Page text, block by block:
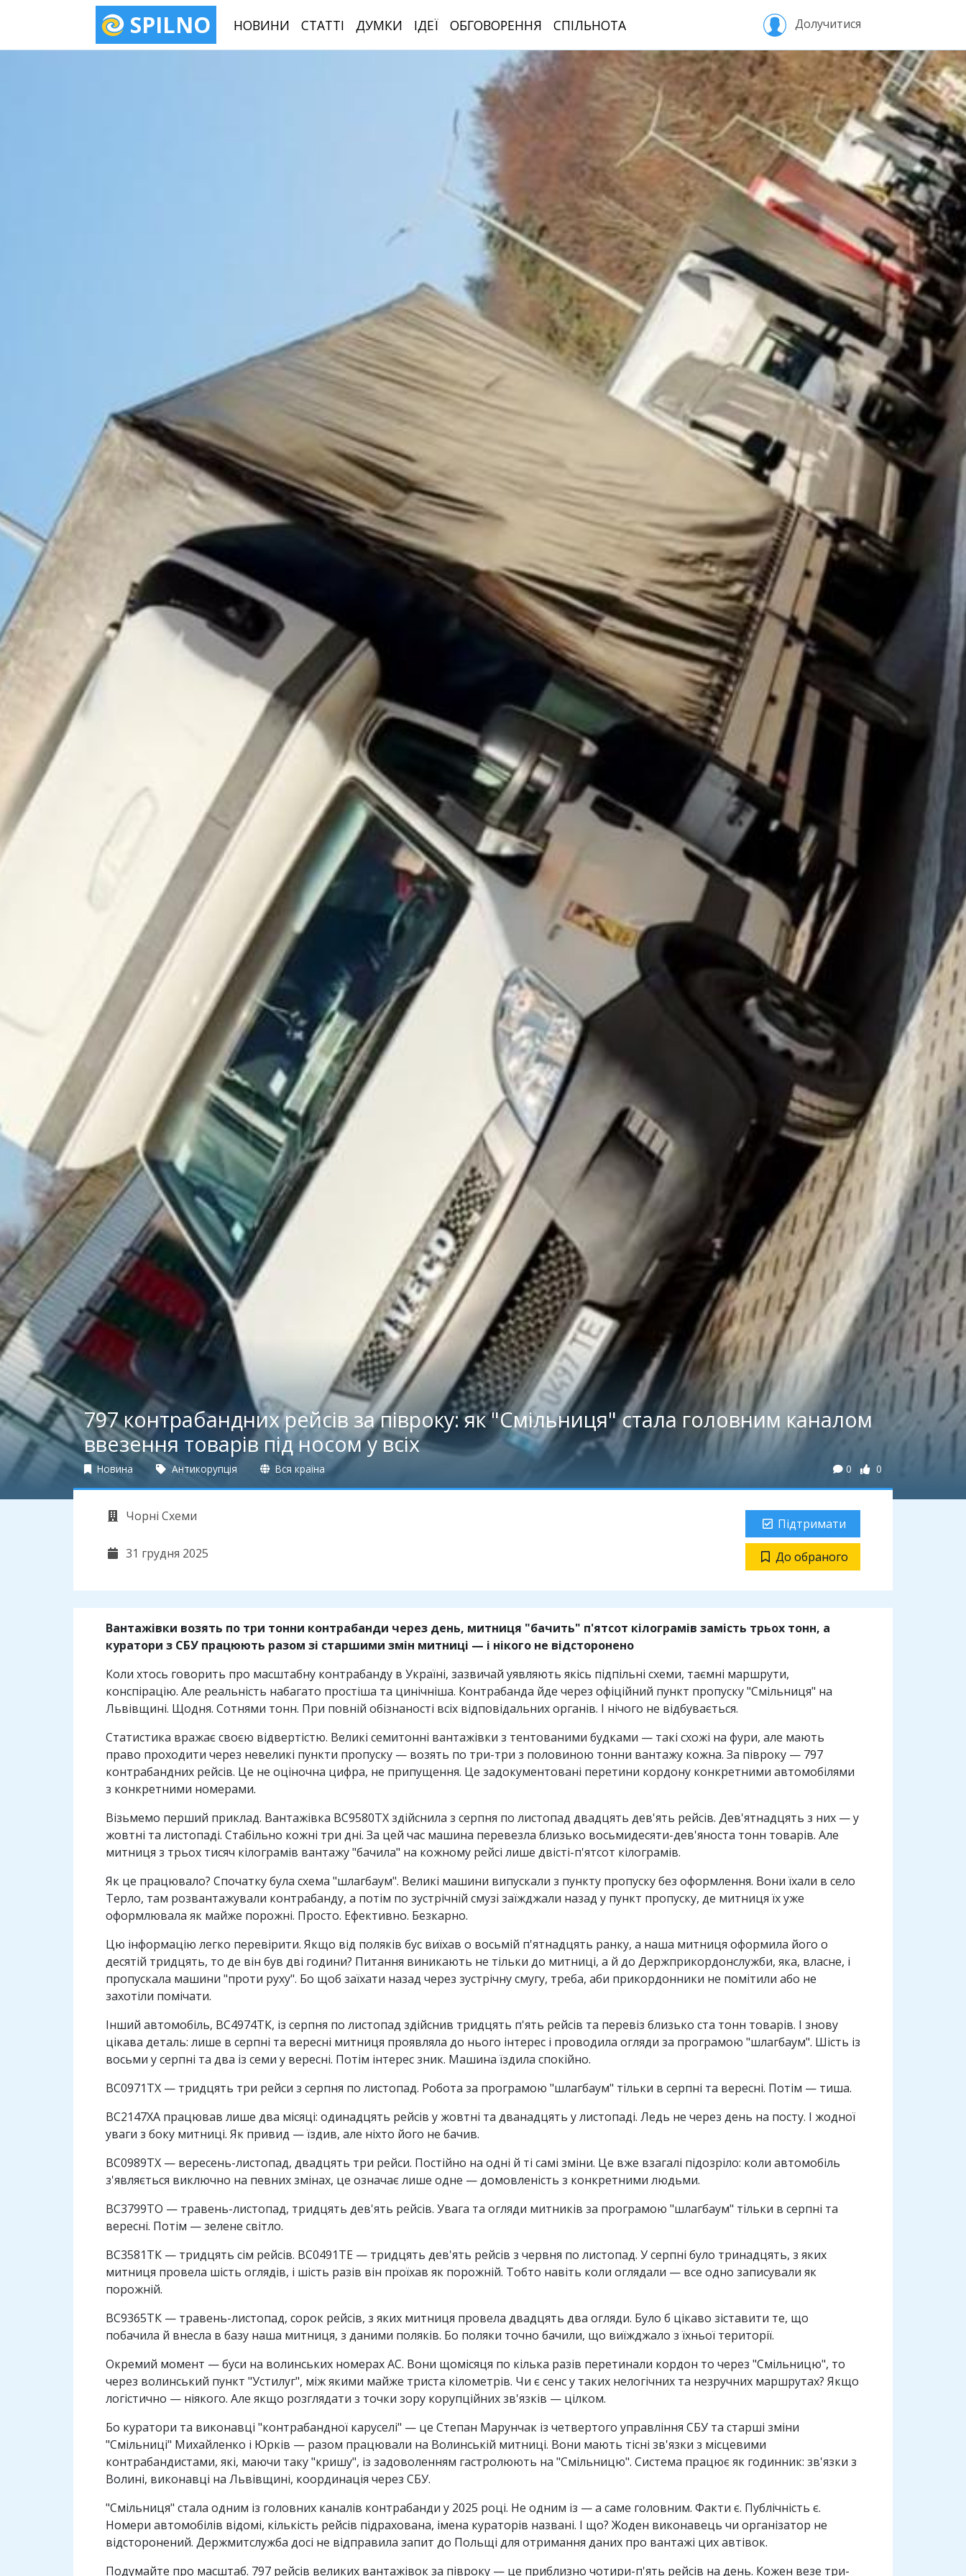
SPILNO НОВИНИ СТАТТІ ДУМКИ ІДЕЇ ОБГОВОРЕННЯ СПІЛЬНОТА Долучитися
797 контрабандних рейсів за півроку: як "Смільниця" стала головним каналом
ввезення товарів під носом у всіх
Новина Антикорупція Вся країна 0 0
Чорні Схеми
31 грудня 2025
Підтримати
До обраного
Вантажівки возять по три тонни контрабанди через день, митниця "бачить" п'ятсот кілограмів замість трьох тонн, а
куратори з СБУ працюють разом зі старшими змін митниці — і нікого не відсторонено
Коли хтось говорить про масштабну контрабанду в Україні, зазвичай уявляють якісь підпільні схеми, таємні маршрути,
конспірацію. Але реальність набагато простіша та цинічніша. Контрабанда йде через офіційний пункт пропуску "Смільниця" на
Львівщині. Щодня. Сотнями тонн. При повній обізнаності всіх відповідальних органів. І нічого не відбувається.
Статистика вражає своєю відвертістю. Великі семитонні вантажівки з тентованими будками — такі схожі на фури, але мають
право проходити через невеликі пункти пропуску — возять по три-три з половиною тонни вантажу кожна. За півроку — 797
контрабандних рейсів. Це не оціночна цифра, не припущення. Це задокументовані перетини кордону конкретними автомобілями
з конкретними номерами.
Візьмемо перший приклад. Вантажівка ВС9580ТХ здійснила з серпня по листопад двадцять дев'ять рейсів. Дев'ятнадцять з них — у
жовтні та листопаді. Стабільно кожні три дні. За цей час машина перевезла близько восьмидесяти-дев'яноста тонн товарів. Але
митниця з трьох тисяч кілограмів вантажу "бачила" на кожному рейсі лише двісті-п'ятсот кілограмів.
Як це працювало? Спочатку була схема "шлагбаум". Великі машини випускали з пункту пропуску без оформлення. Вони їхали в село
Терло, там розвантажували контрабанду, а потім по зустрічній смузі заїжджали назад у пункт пропуску, де митниця їх уже
оформлювала як майже порожні. Просто. Ефективно. Безкарно.
Цю інформацію легко перевірити. Якщо від поляків бус виїхав о восьмій п'ятнадцять ранку, а наша митниця оформила його о
десятій тридцять, то де він був дві години? Питання виникають не тільки до митниці, а й до Держприкордонслужби, яка, власне, і
пропускала машини "проти руху". Бо щоб заїхати назад через зустрічну смугу, треба, аби прикордонники не помітили або не
захотіли помічати.
Інший автомобіль, ВС4974ТК, із серпня по листопад здійснив тридцять п'ять рейсів та перевіз близько ста тонн товарів. І знову
цікава деталь: лише в серпні та вересні митниця проявляла до нього інтерес і проводила огляди за програмою "шлагбаум". Шість із
восьми у серпні та два із семи у вересні. Потім інтерес зник. Машина їздила спокійно.
ВС0971ТХ — тридцять три рейси з серпня по листопад. Робота за програмою "шлагбаум" тільки в серпні та вересні. Потім — тиша.
ВС2147ХА працював лише два місяці: одинадцять рейсів у жовтні та дванадцять у листопаді. Ледь не через день на посту. І жодної
уваги з боку митниці. Як привид — їздив, але ніхто його не бачив.
ВС0989ТХ — вересень-листопад, двадцять три рейси. Постійно на одні й ті самі зміни. Це вже взагалі підозріло: коли автомобіль
з'являється виключно на певних змінах, це означає лише одне — домовленість з конкретними людьми.
BC3799TO — травень-листопад, тридцять дев'ять рейсів. Увага та огляди митників за програмою "шлагбаум" тільки в серпні та
вересні. Потім — зелене світло.
ВС3581ТК — тридцять сім рейсів. BC0491TE — тридцять дев'ять рейсів з червня по листопад. У серпні було тринадцять, з яких
митниця провела шість оглядів, і шість разів він проїхав як порожній. Тобто навіть коли оглядали — все одно записували як
порожній.
ВС9365ТК — травень-листопад, сорок рейсів, з яких митниця провела двадцять два огляди. Було б цікаво зіставити те, що
побачила й внесла в базу наша митниця, з даними поляків. Бо поляки точно бачили, що виїжджало з їхньої території.
Окремий момент — буси на волинських номерах АС. Вони щомісяця по кілька разів перетинали кордон то через "Смільницю", то
через волинський пункт "Устилуг", між якими майже триста кілометрів. Чи є сенс у таких нелогічних та незручних маршрутах? Якщо
логістично — ніякого. Але якщо розглядати з точки зору корупційних зв'язків — цілком.
Бо куратори та виконавці "контрабандної каруселі" — це Степан Марунчак із четвертого управління СБУ та старші зміни
"Смільниці" Михайленко і Юрків — разом працювали на Волинській митниці. Вони мають тісні зв'язки з місцевими
контрабандистами, які, маючи таку "кришу", із задоволенням гастролюють на "Смільницю". Система працює як годинник: зв'язки з
Волині, виконавці на Львівщині, координація через СБУ.
"Смільниця" стала одним із головних каналів контрабанди у 2025 році. Не одним із — а саме головним. Факти є. Публічність є.
Номери автомобілів відомі, кількість рейсів підрахована, імена кураторів названі. І що? Жоден виконавець чи організатор не
відсторонений. Держмитслужба досі не відправила запит до Польщі для отримання даних про вантажі цих автівок.
Подумайте про масштаб. 797 рейсів великих вантажівок за півроку — це приблизно чотири-п'ять рейсів на день. Кожен везе три-